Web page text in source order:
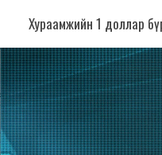
Хураамжийн 1 доллар